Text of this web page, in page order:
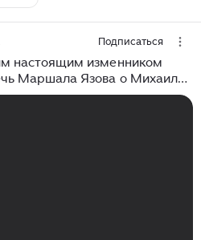
Подписаться
настоящим изменником
Маршала Язова о Михаиле